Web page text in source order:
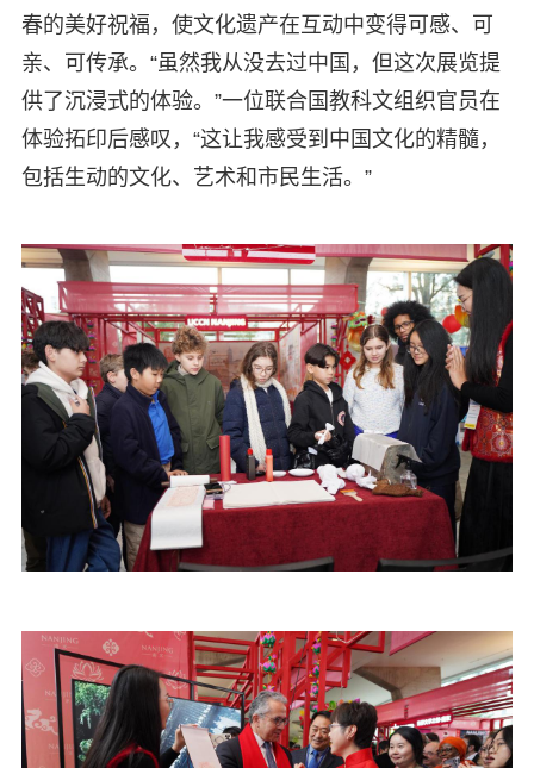
春的美好祝福，使文化遗产在互动中变得可感、可
亲、可传承。“虽然我从没去过中国，但这次展览提
供了沉浸式的体验。”一位联合国教科文组织官员在
体验拓印后感叹，“这让我感受到中国文化的精髓，
包括生动的文化、艺术和市民生活。”